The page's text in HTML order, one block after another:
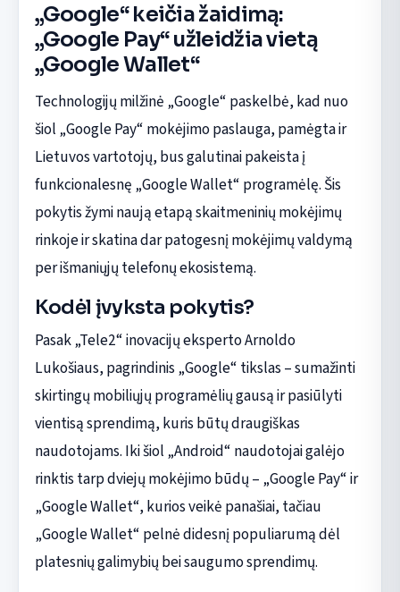
„Google“ keičia žaidimą:
„Google Pay“ užleidžia vietą
„Google Wallet“
Technologijų milžinė „Google“ paskelbė, kad nuo
šiol „Google Pay“ mokėjimo paslauga, pamėgta ir
Lietuvos vartotojų, bus galutinai pakeista į
funkcionalesnę „Google Wallet“ programėlę. Šis
pokytis žymi naują etapą skaitmeninių mokėjimų
rinkoje ir skatina dar patogesnį mokėjimų valdymą
per išmaniųjų telefonų ekosistemą.
Kodėl įvyksta pokytis?
Pasak „Tele2“ inovacijų eksperto Arnoldo
Lukošiaus, pagrindinis „Google“ tikslas – sumažinti
skirtingų mobiliųjų programėlių gausą ir pasiūlyti
vientisą sprendimą, kuris būtų draugiškas
naudotojams. Iki šiol „Android“ naudotojai galėjo
rinktis tarp dviejų mokėjimo būdų – „Google Pay“ ir
„Google Wallet“, kurios veikė panašiai, tačiau
„Google Wallet“ pelnė didesnį populiarumą dėl
platesnių galimybių bei saugumo sprendimų.